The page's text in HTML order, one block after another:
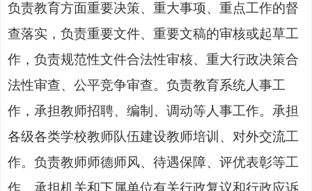
负责教育方面重要决策、重大事项、重点工作的督
查落实，负责重要文件、重要文稿的审核或起草工
作 ， 负责规范性文件合法性审核、重大行政决策合
法性审查、公平竞争审查。 负责教育系统人事工
作，承担教师招聘、编制、调动等人事工作。 承担
各级各类学校教师队伍建设教师培训、对外交流工
作。负责教师师德师风、待遇保障、评优表彰等工